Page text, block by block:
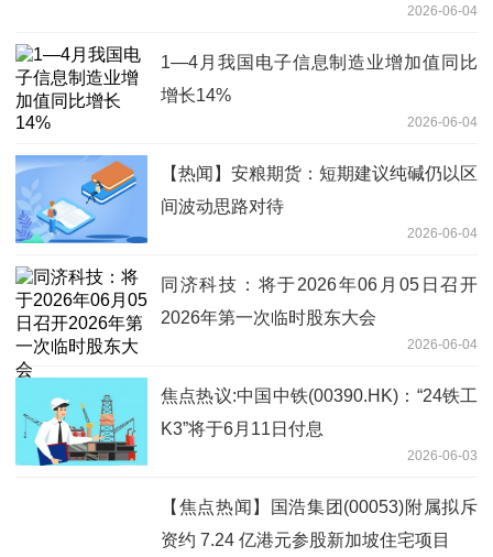
2026-06-04
1—4月我国电子信息制造业增加值同比
增长14%
2026-06-04
【热闻】安粮期货：短期建议纯碱仍以区
间波动思路对待
2026-06-04
同济科技：将于2026年06月05日召开
2026年第一次临时股东大会
2026-06-04
焦点热议:中国中铁(00390.HK)：“24铁工
K3”将于6月11日付息
2026-06-03
【焦点热闻】国浩集团(00053)附属拟斥
资约 7.24 亿港元参股新加坡住宅项目